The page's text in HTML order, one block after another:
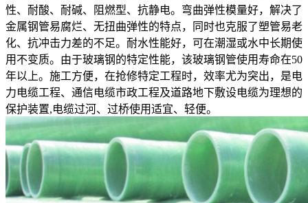
性、耐酸、耐碱、阻燃型、抗静电。弯曲弹性模量好，解决了
金属钢管易腐烂、无扭曲弹性的特点，同时也克服了塑管易老
化、抗冲击力差的不足。耐水性能好，可在潮湿或水中长期使
用不变质。由于玻璃钢的特定性能，该玻璃钢管使用寿命在50
年以上。施工方便，在抢修特定工程时，效率尤为突出，是电
力电缆工程、通信电缆市政工程及道路地下敷设电缆为理想的
保护装置,电缆过河、过桥使用适宜、轻便。